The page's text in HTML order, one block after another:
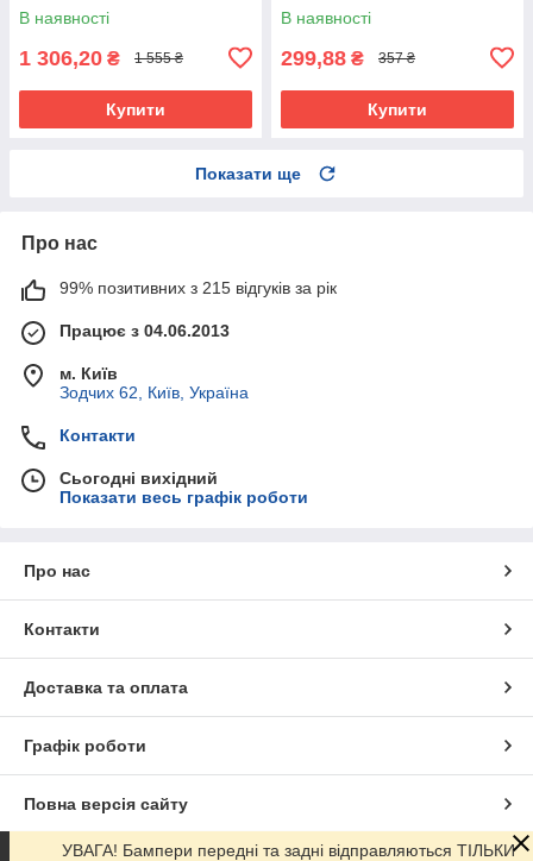
В наявності
1 306,20 ₴ 1 555 ₴
Купити
В наявності
299,88 ₴ 357 ₴
Купити
Показати ще
Про нас
99% позитивних з 215 відгуків за рік
Працює з 04.06.2013
м. Київ
Зодчих 62, Київ, Україна
Контакти
Сьогодні вихідний
Показати весь графік роботи
Про нас
Контакти
Доставка та оплата
Графік роботи
Повна версія сайту
УВАГА! Бампери передні та задні відправляються ТІЛЬКИ